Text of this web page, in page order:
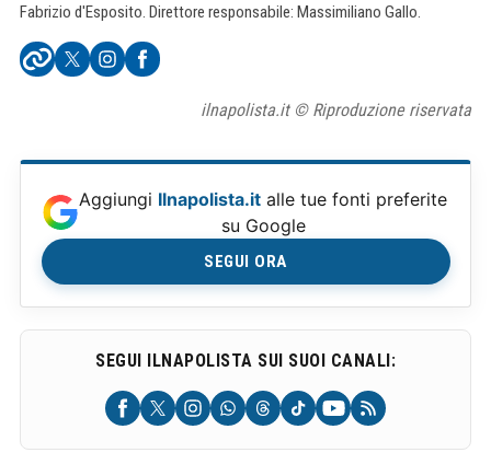
Fabrizio d'Esposito. Direttore responsabile: Massimiliano Gallo.
ilnapolista.it © Riproduzione riservata
Aggiungi Ilnapolista.it alle tue fonti preferite
su Google
SEGUI ORA
SEGUI ILNAPOLISTA SUI SUOI CANALI: